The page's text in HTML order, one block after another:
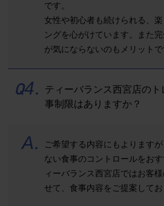
です。
女性や初心者も続けられる、
ングを心がけています。また
が気にならないのもメリットで
Q4.
ティーバランス西宮店の
事制限はありますか？
A.
ご希望する内容にもよります
ない食事のコントロールをお
ィーバランス西宮店ではお客
せて、食事内容をご提案してお